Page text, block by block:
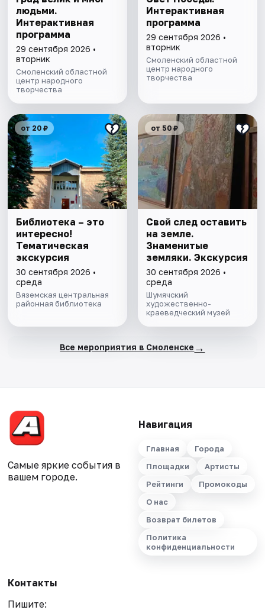
людьми.
Интерактивная
программа
29 сентября 2026 •
вторник
Смоленский областной
центр народного
творчества
Интерактивная
программа
29 сентября 2026 •
вторник
Смоленский областной
центр народного
творчества
от 20 ₽
Библиотека – это
интересно!
Тематическая
экскурсия
30 сентября 2026 •
среда
Вяземская центральная
районная библиотека
от 50 ₽
Свой след оставить
на земле.
Знаменитые
земляки. Экскурсия
30 сентября 2026 •
среда
Шумячский
художественно-
краеведческий музей
Все мероприятия в Смоленске →
Самые яркие события в
вашем городе.
Навигация
Главная
Города
Площадки
Артисты
Рейтинги
Промокоды
О нас
Возврат билетов
Политика
конфиденциальности
Контакты
Пишите: